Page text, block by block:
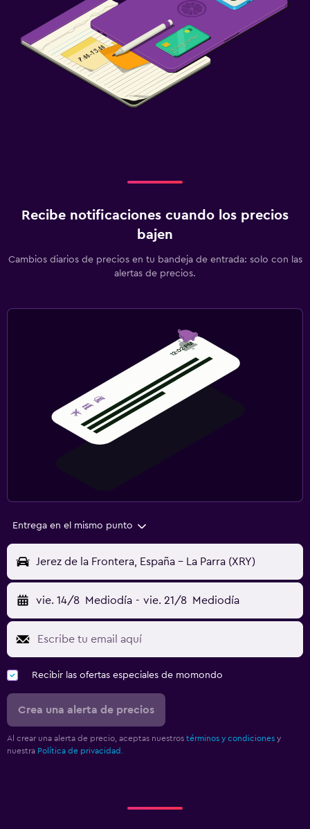
Recibe notificaciones cuando los precios
bajen
Cambios diarios de precios en tu bandeja de entrada: solo con las
alertas de precios.
Entrega en el mismo punto
Jerez de la Frontera, España - La Parra (XRY)
vie. 14/8 Mediodía - vie. 21/8 Mediodía
Recibir las ofertas especiales de momondo
Crea una alerta de precios
Al crear una alerta de precio, aceptas nuestros términos y condiciones y
nuestra Política de privacidad.